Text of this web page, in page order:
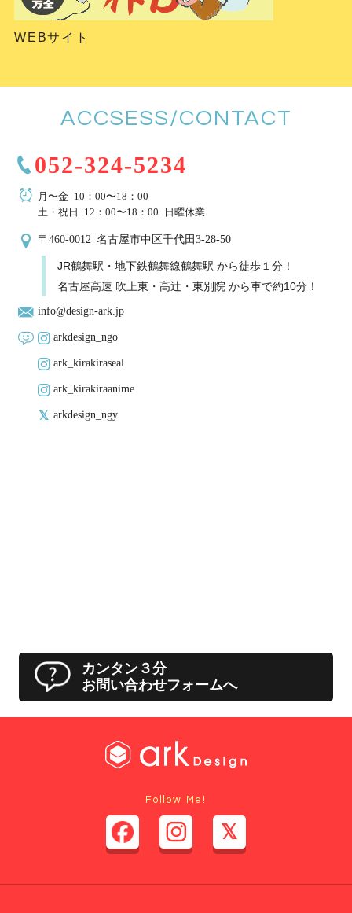
WEBサイト
ACCSESS/CONTACT
052-324-5234
月〜金 10：00〜18：00
土・祝日 12：00〜18：00 日曜休業
〒460-0012 名古屋市中区千代田3-28-50
JR鶴舞駅・地下鉄鶴舞線鶴舞駅 から徒歩１分！
名古屋高速 吹上東・高辻・東別院 から車で約10分！
info@design-ark.jp
arkdesign_ngo
ark_kirakiraseal
ark_kirakiraanime
arkdesign_ngy
カンタン３分
お問い合わせフォームへ
Follow Me!